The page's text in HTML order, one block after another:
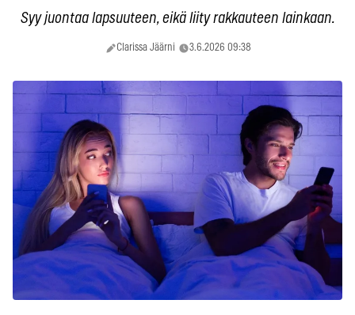
Syy juontaa lapsuuteen, eikä liity rakkauteen lainkaan.
Clarissa Jäärni 3.6.2026 09:38